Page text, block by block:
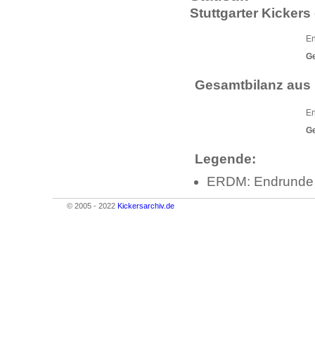
Stuttgarter Kickers
Gesamtbilanz
Legende:
ERDM:
© 2005 - 2022 Kickersarchiv.de